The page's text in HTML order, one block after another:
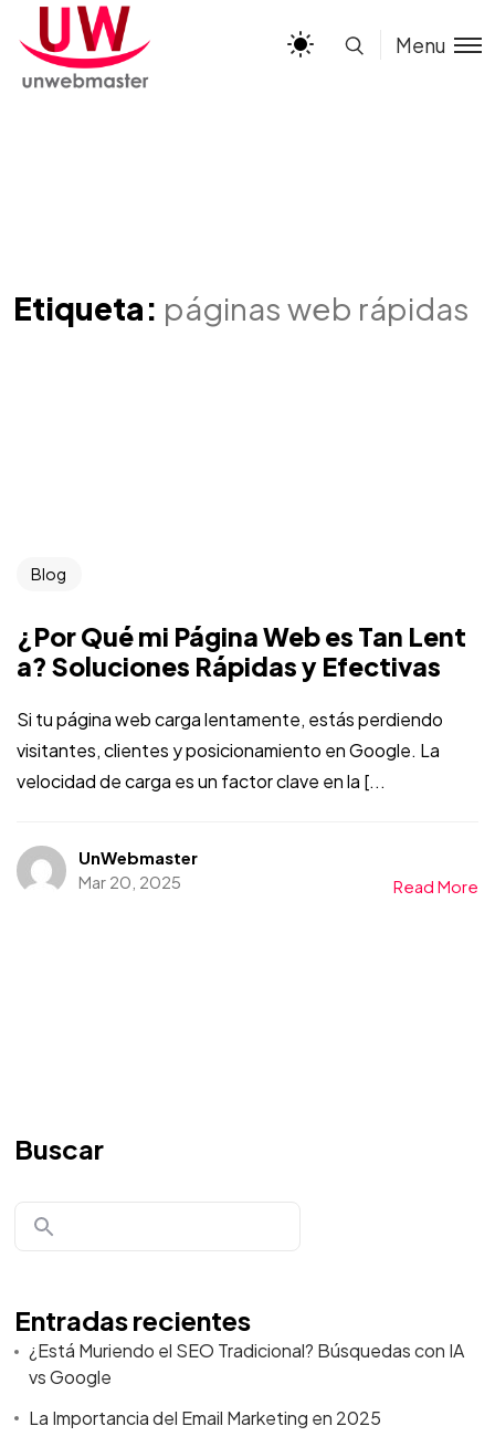
Menu
Etiqueta: páginas web rápidas
Blog
¿Por Qué mi Página Web es Tan Lent
a? Soluciones Rápidas y Efectivas
Si tu página web carga lentamente, estás perdiendo
visitantes, clientes y posicionamiento en Google. La
velocidad de carga es un factor clave en la [...
UnWebmaster
Mar 20, 2025
Read More
Buscar
Entradas recientes
¿Está Muriendo el SEO Tradicional? Búsquedas con IA
vs Google
La Importancia del Email Marketing en 2025